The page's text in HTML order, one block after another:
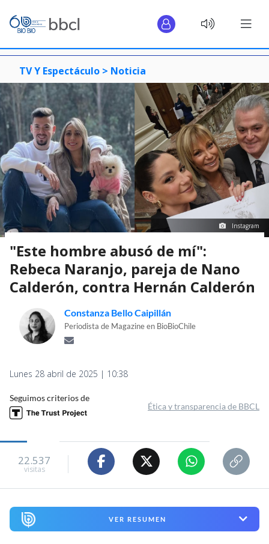
TV Y Espectáculo > Noticia
Instagram
"Este hombre abusó de mí":
Rebeca Naranjo, pareja de Nano
Calderón, contra Hernán Calderón
Constanza Bello Caipillán
Periodista de Magazine en BioBioChile
Lunes 28 abril de 2025 | 10:38
Seguimos criterios de
Ética y transparencia de BBCL
22.537
visitas
VER RESUMEN